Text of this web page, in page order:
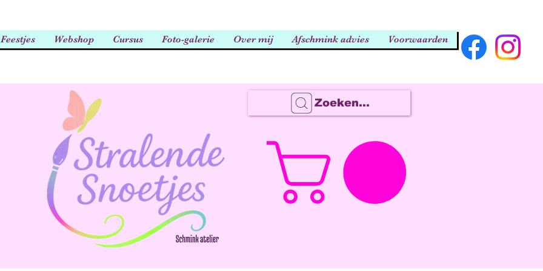
Feestjes Webshop Cursus Foto-galerie Over mij Afschmink advies Voorwaarden
Zoeken...